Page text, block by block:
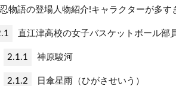
忍物語の登場人物紹介!キャラクターが多す
直江津高校の女子バスケットボール部
2.1.1 神原駿河
2.1.2 日傘星雨（ひがさせいう）